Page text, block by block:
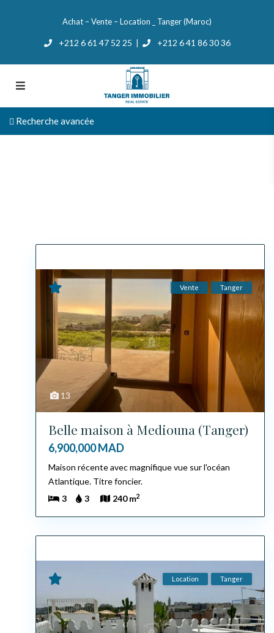
Achat – Vente – Location _ Tanger (Maroc)
+212 6 61 47 52 25 +212 6 41 86 30 36
Recherche avancée
13
Vente Tanger
Belle maison à Mediouna (Tanger)
6,900,000 MAD
Maison récente avec magnifique vue sur l'océan
Atlantique. Titre foncier.
3
3 240 m2
Location Tanger